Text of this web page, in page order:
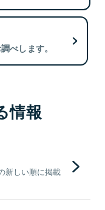
べします。
情報
新しい順に掲載